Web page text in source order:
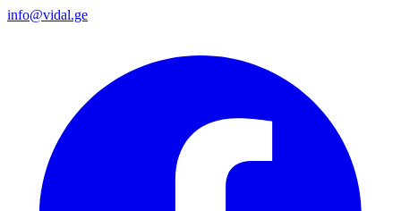
info@vidal.ge